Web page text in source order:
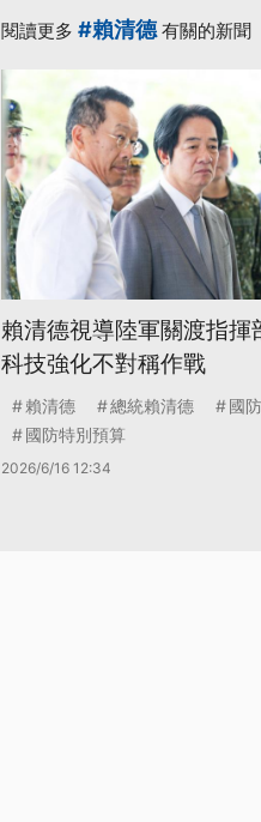
閱讀更多 #賴清德有關的新聞
賴清德視導陸軍關渡指揮
科技強化不對稱作戰
賴清德 總統賴清德
國
國防特別預算
2026/6/16 12:34